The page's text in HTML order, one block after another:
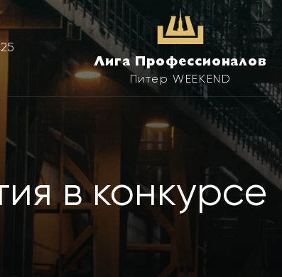
Лига Профессионалов
Питер WEEKEND
в конкурсе